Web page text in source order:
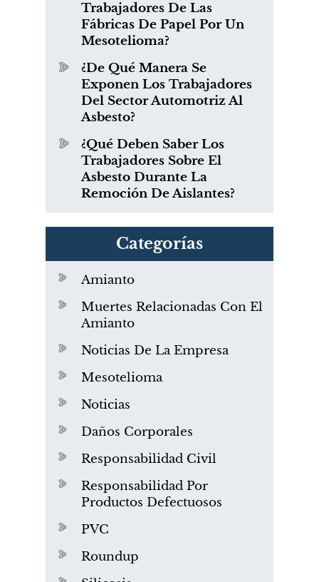
Trabajadores De Las
Fábricas De Papel Por Un
Mesotelioma?
¿De Qué Manera Se
Exponen Los Trabajadores
Del Sector Automotriz Al
Asbesto?
¿Qué Deben Saber Los
Trabajadores Sobre El
Asbesto Durante La
Remoción De Aislantes?
Categorías
Amianto
Muertes Relacionadas Con El
Amianto
Noticias De La Empresa
Mesotelioma
Noticias
Daños Corporales
Responsabilidad Civil
Responsabilidad Por
Productos Defectuosos
PVC
Roundup